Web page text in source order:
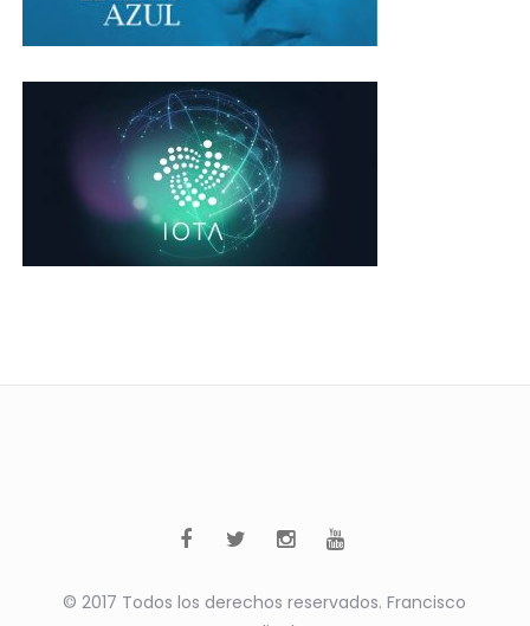
© 2017 Todos los derechos reservados. Francisco